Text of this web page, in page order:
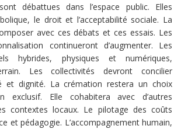
débattues dans l’espace public. Elles
le droit et l’acceptabilité sociale. La
avec ces débats et ces essais. Les
continueront d’augmenter. Les
hybrides, physiques et numériques,
Les collectivités devront concilier
et dignité. La crémation restera un choix
exclusif. Elle cohabitera avec d’autres
contextes locaux. Le pilotage des coûts
et pédagogie. L’accompagnement humain,